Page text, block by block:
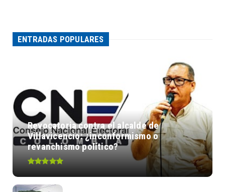
ENTRADAS POPULARES
Revocatoria contra el alcalde de
Villavicencio: ¿inconformismo o
revanchismo político?